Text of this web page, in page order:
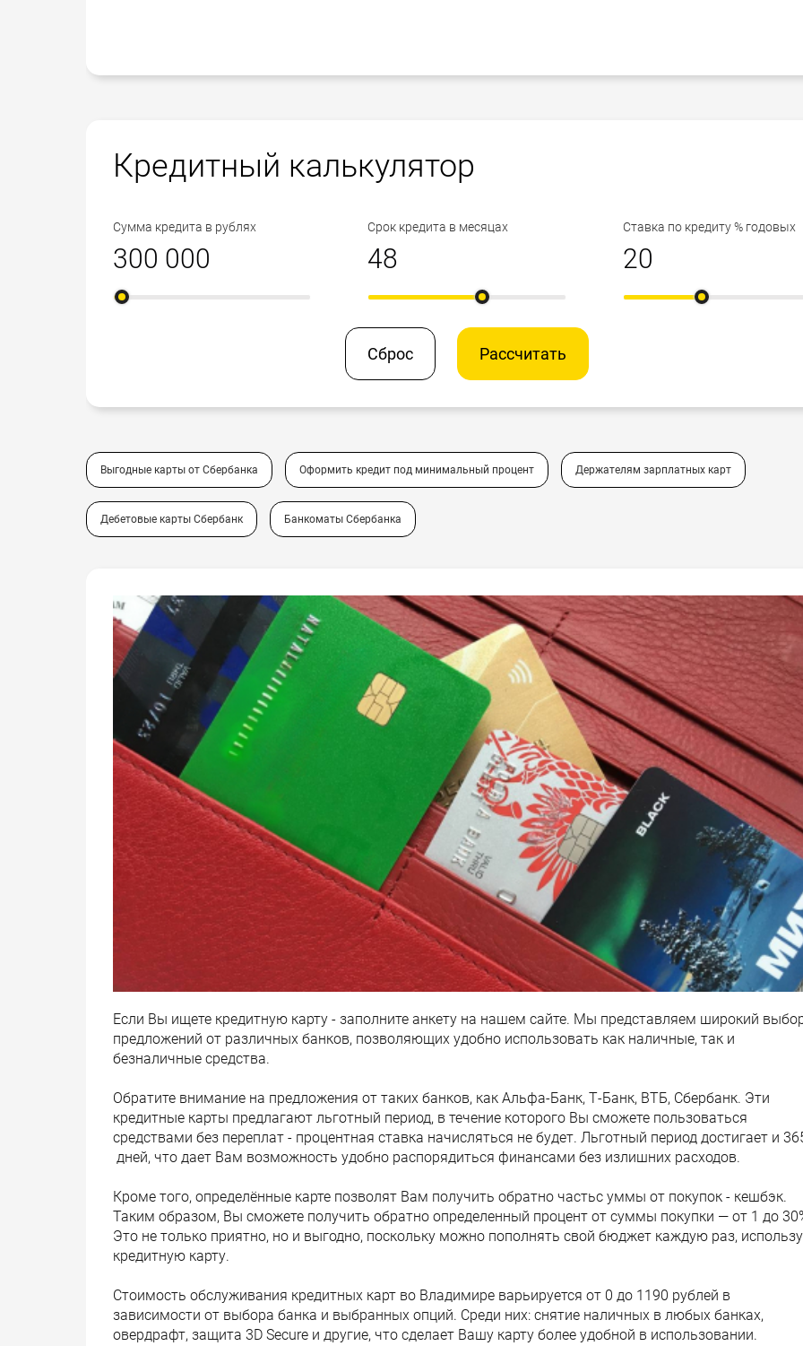
Кредитный калькулятор
Сумма кредита в рублях Срок кредита в месяцах Ставка по кредиту % годовых
Сброс Рассчитать
Выгодные карты от Сбербанка Оформить кредит под минимальный процент Держателям зарплатных карт
Дебетовые карты Сбербанк Банкоматы Сбербанка
Если Вы ищете кредитную карту - заполните анкету на нашем сайте. Мы представляем широкий
предложений от различных банков, позволяющих удобно использовать как наличные, так и
безналичные средства.
Обратите внимание на предложения от таких банков, как Альфа-Банк, Т-Банк, ВТБ, Сбербанк. Эти
кредитные карты предлагают льготный период, в течение которого Вы сможете пользоваться
средствами без переплат - процентная ставка начисляться не будет. Льготный период достигает и
дней, что дает Вам возможность удобно распорядиться финансами без излишних расходов.
Кроме того, определённые карте позволят Вам получить обратно частьс уммы от покупок - кешбэк.
Таким образом, Вы сможете получить обратно определенный процент от суммы покупки — от 1 до
Это не только приятно, но и выгодно, поскольку можно пополнять свой бюджет каждую раз,
кредитную карту.
Стоимость обслуживания кредитных карт во Владимире варьируется от 0 до 1190 рублей в
зависимости от выбора банка и выбранных опций. Среди них: снятие наличных в любых банках,
овердрафт, защита 3D Secure и другие, что сделает Вашу карту более удобной в использовании.